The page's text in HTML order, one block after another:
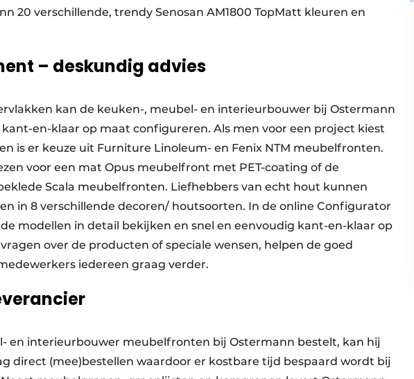
20 verschillende, trendy Senosan AM1800 TopMatt kleuren en
– deskundig advies
kan de keuken-, meubel- en interieurbouwer bij Ostermann
en-klaar op maat configureren. Als men voor een project kiest
is er keuze uit Furniture Linoleum- en Fenix NTM meubelfronten.
voor een mat Opus meubelfront met PET-coating of de
Scala meubelfronten. Liefhebbers van echt hout kunnen
in 8 verschillende decoren/ houtsoorten. In de online Configurator
modellen in detail bekijken en snel en eenvoudig kant-en-klaar op
over de producten of speciale wensen, helpen de goed
iedereen graag verder.
en interieurbouwer meubelfronten bij Ostermann bestelt, kan hij
direct (mee)bestellen waardoor er kostbare tijd bespaard wordt bij